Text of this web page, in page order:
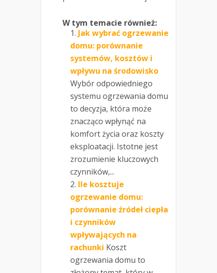
W tym temacie również:
Jak wybrać ogrzewanie
domu: porównanie
systemów, kosztów i
wpływu na środowisko
Wybór odpowiedniego
systemu ogrzewania domu
to decyzja, która może
znacząco wpłynąć na
komfort życia oraz koszty
eksploatacji. Istotne jest
zrozumienie kluczowych
czynników,...
Ile kosztuje
ogrzewanie domu:
porównanie źródeł ciepła
i czynników
wpływających na
rachunki Koszt
ogrzewania domu to